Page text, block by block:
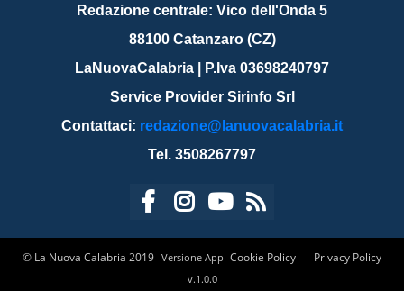
Redazione centrale: Vico dell'Onda 5
88100 Catanzaro (CZ)
LaNuovaCalabria | P.Iva 03698240797
Service Provider Sirinfo Srl
Contattaci: redazione@lanuovacalabria.it
Tel. 3508267797
© La Nuova Calabria 2019 Cookie Policy Privacy Policy
Versione App
v.1.0.0